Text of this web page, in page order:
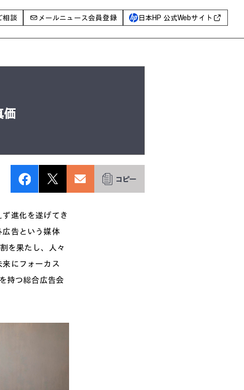
タグ
Poly
相談 メールニュース会員登録 日本HP 公式Webサイト
価
進化を遂げてき
告という媒体
を果たし、人々
にフォーカス
持つ総合広告会